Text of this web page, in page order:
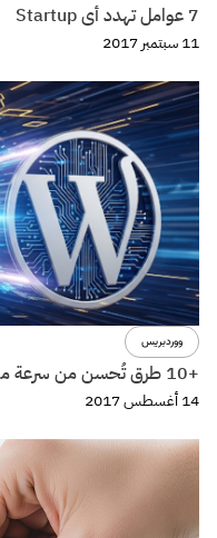
7 عوامل تهدد أى Startup
11 سبتمبر 2017
ووردبريس
+10 طرق تُحسن من سرعة موقعك على ووردبريس
14 أغسطس 2017